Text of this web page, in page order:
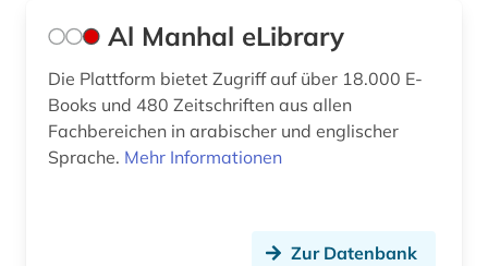
epik (1)
ereignis (1)
erkenntnistheorie (1)
Al Manhal eLibrary
Die Plattform bietet Zugriff auf über 18.000 E-
Books und 480 Zeitschriften aus allen
Fachbereichen in arabischer und englischer
Sprache. Mehr Informationen
Zur Datenbank